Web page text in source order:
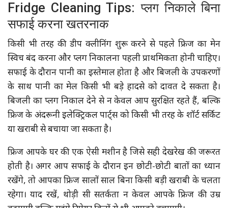
Fridge Cleaning Tips: प्लग निकाले बिना
सफाई करना खतरनाक
किसी भी तरह की डीप क्लीनिंग शुरू करने से पहले फ्रिज का मेन
स्विच बंद करना और प्लग निकालना पहली प्राथमिकता होनी चाहिए।
सफाई के दौरान पानी का इस्तेमाल होता है और बिजली के उपकरणों
के साथ पानी का मेल किसी भी बड़े हादसे को दावत दे सकता है।
बिजली का प्लग निकाल देने से न केवल आप सुरक्षित रहते हैं, बल्कि
फ्रिज के अंदरूनी इलेक्ट्रिकल पार्ट्स को किसी भी तरह के शॉर्ट सर्किट
या खराबी से बचाया जा सकता है।
फ्रिज आपके घर की एक ऐसी मशीन है जिसे सही देखरेख की जरूरत
होती है। अगर आप सफाई के दौरान इन छोटी-छोटी बातों का ध्यान
रखेंगे, तो आपका फ्रिज सालों साल बिना किसी बड़ी खराबी के चलता
रहेगा। याद रखें, थोड़ी सी सतर्कता न केवल आपके फ्रिज की उम्र